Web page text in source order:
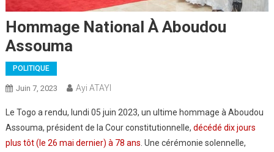
Hommage National À Aboudou
Assouma
POLITIQUE
Juin 7, 2023 Ayi ATAYI
Le Togo a rendu, lundi 05 juin 2023, un ultime hommage à Aboudou
Assouma, président de la Cour constitutionnelle, décédé dix jours
plus tôt (le 26 mai dernier) à 78 ans . Une cérémonie solennelle,